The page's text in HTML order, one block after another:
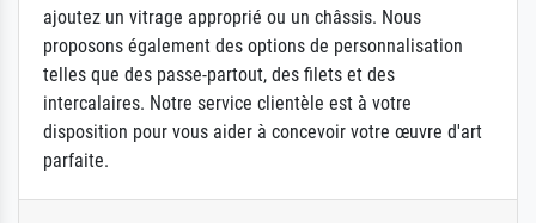
ajoutez un vitrage approprié ou un châssis. Nous
proposons également des options de personnalisation
telles que des passe-partout, des filets et des
intercalaires. Notre service clientèle est à votre
disposition pour vous aider à concevoir votre œuvre d'art
parfaite.